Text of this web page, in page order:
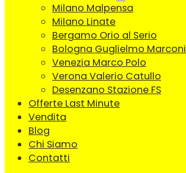
Milano Malpensa
Milano Linate
Bergamo Orio al Serio
Bologna Guglielmo Marconi
Venezia Marco Polo
Verona Valerio Catullo
Desenzano Stazione FS
Offerte Last Minute
Vendita
Blog
Chi Siamo
Contatti